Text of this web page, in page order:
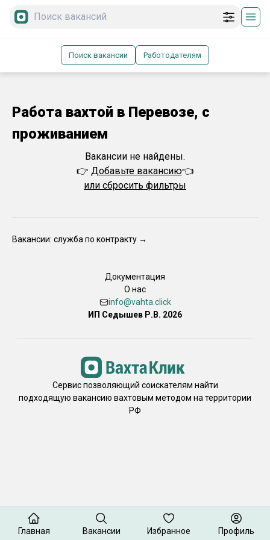
Поиск вакансии Работодателям
Работа вахтой в Перевозе, с
проживанием
Вакансии не найдены.
👉 Добавьте вакансию👈
или сбросить фильтры
Вакансии: служба по контракту →
Документация
О нас
info@vahta.click
ИП Седышев Р.В. 2026
Сервис позволяющий соискателям найти
подходящую вакансию вахтовым методом на территории
РФ
Главная Вакансии Избранное Профиль